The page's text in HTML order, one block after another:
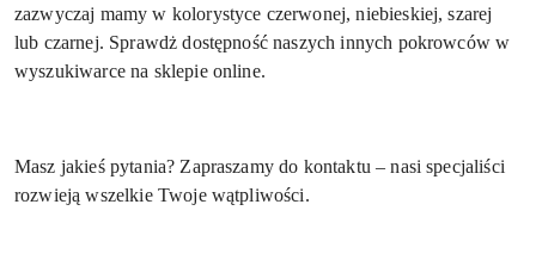
zazwyczaj mamy w kolorystyce czerwonej, niebieskiej, szarej
lub czarnej. Sprawdż dostępność naszych innych pokrowców w
wyszukiwarce na sklepie online.
Masz jakieś pytania? Zapraszamy do kontaktu – nasi specjaliści
rozwieją wszelkie Twoje wątpliwości.